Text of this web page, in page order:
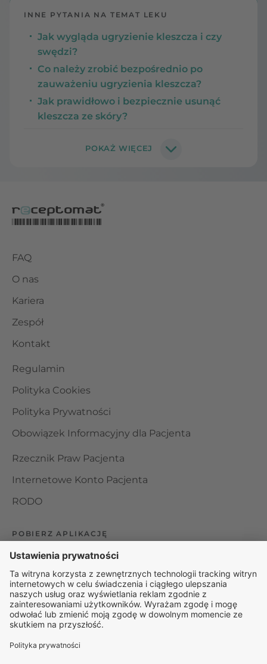
INNE PYTANIA NA TEMAT LEKU
Jak wygląda ugryzienie kleszcza i czy
swędzi?
Co należy zrobić bezpośrednio po
zauważeniu ugryzienia kleszcza?
Jak prawidłowo i bezpiecznie usunąć
kleszcza ze skóry?
FAQ
O nas
Kariera
Zespół
Kontakt
Regulamin
Polityka Cookies
Polityka Prywatności
Obowiązek Informacyjny dla Pacjenta
Rzecznik Praw Pacjenta
Internetowe Konto Pacjenta
RODO
POBIERZ APLIKACJĘ
Organizator udzielania świadczeń telemedycznych jest
podmiotem leczniczym w rozumieniu ustawy z dnia 15
kwietnia 2011 roku o działalności leczniczej, wpisanym do
rejestru podmiotów wykonujących działalność leczniczą pod
numerem: 000000229172.